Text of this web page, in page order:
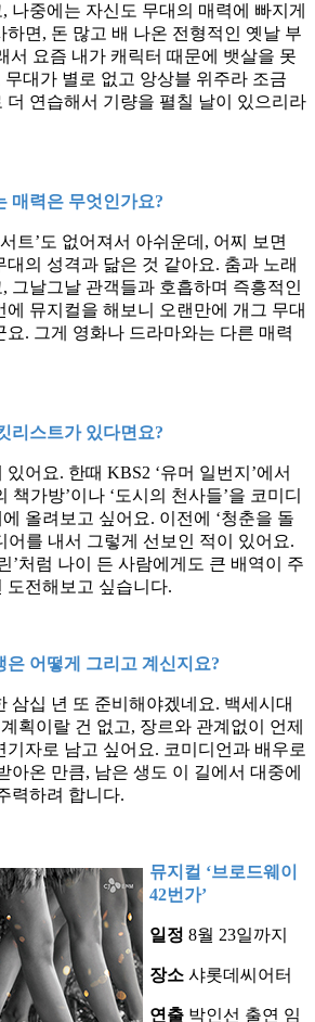
나중에는 자신도 무대의 매력에 빠지게
하면, 돈 많고 배 나온 전형적인 옛날 부
서 요즘 내가 캐릭터 때문에 뱃살을 못
대가 별로 없고 앙상블 위주라 조금
더 연습해서 기량을 펼칠 날이 있으리라
매력은 무엇인가요?
트’도 없어져서 아쉬운데, 어찌 보면
의 성격과 닮은 것 같아요. 춤과 노래
그날그날 관객들과 호흡하며 즉흥적인
뮤지컬을 해보니 오랜만에 개그 무대
요. 그게 영화나 드라마와는 다른 매력
리스트가 있다면요?
어요. 한때 KBS2 ‘유머 일번지’에서
책가방’이나 ‘도시의 천사들’을 코미디
올려보고 싶어요. 이전에 ‘청춘을 돌
어를 내서 그렇게 선보인 적이 있어요.
’처럼 나이 든 사람에게도 큰 배역이 주
도전해보고 싶습니다.
은 어떻게 그리고 계신지요?
삼십 년 또 준비해야겠네요. 백세시대
획이랄 건 없고, 장르와 관계없이 언제
기자로 남고 싶어요. 코미디언과 배우로
아온 만큼, 남은 생도 이 길에서 대중에
력하려 합니다.
뮤지컬 ‘브로드웨이
42번가’
일정 8월 23일까지
장소 샤롯데씨어터
연출 박인선 출연 임